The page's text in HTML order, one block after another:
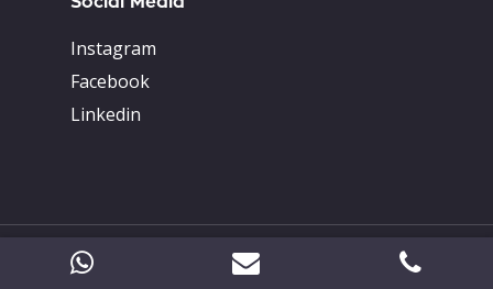
Instagram
Facebook
Linkedin
© 2026 Lion Creations .